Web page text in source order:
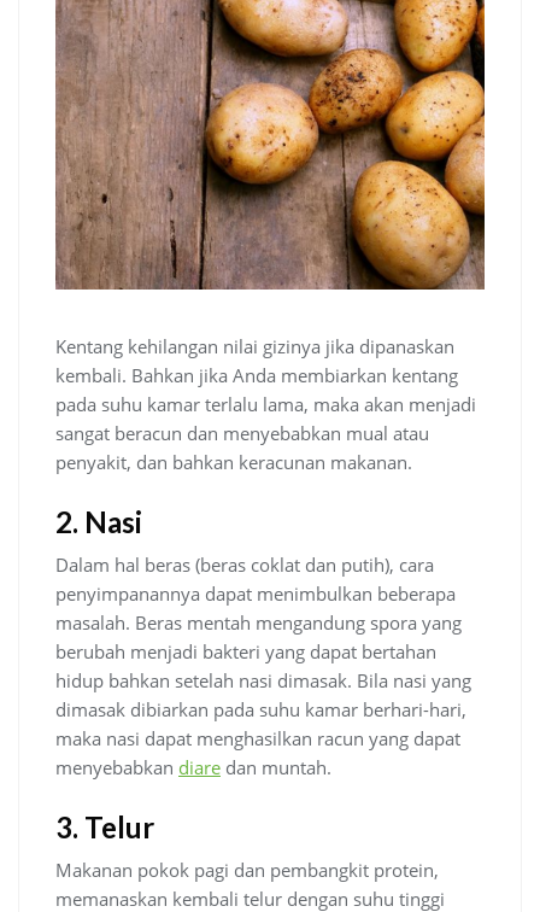
Kentang kehilangan nilai gizinya jika dipanaskan
kembali. Bahkan jika Anda membiarkan kentang
pada suhu kamar terlalu lama, maka akan menjadi
sangat beracun dan menyebabkan mual atau
penyakit, dan bahkan keracunan makanan.
2. Nasi
Dalam hal beras (beras coklat dan putih), cara
penyimpanannya dapat menimbulkan beberapa
masalah. Beras mentah mengandung spora yang
berubah menjadi bakteri yang dapat bertahan
hidup bahkan setelah nasi dimasak. Bila nasi yang
dimasak dibiarkan pada suhu kamar berhari-hari,
maka nasi dapat menghasilkan racun yang dapat
menyebabkan diare dan muntah.
3. Telur
Makanan pokok pagi dan pembangkit protein,
memanaskan kembali telur dengan suhu tinggi